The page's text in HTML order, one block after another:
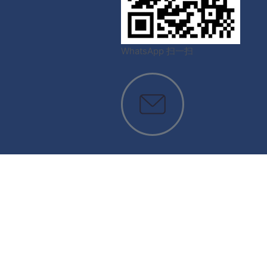
WhatsApp 扫一扫